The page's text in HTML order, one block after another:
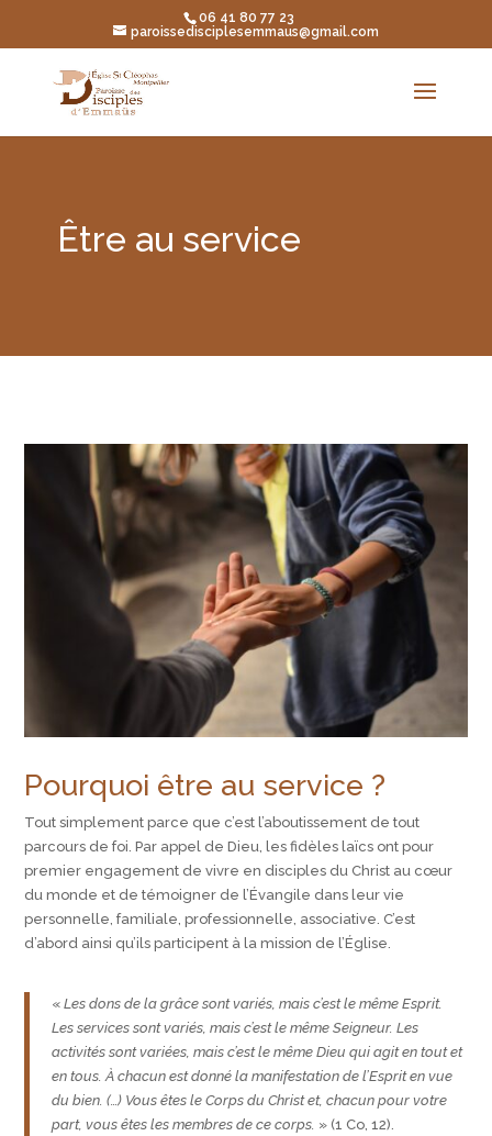
06 41 80 77 23
paroissedisciplesemmaus@gmail.com
Être au service
Pourquoi être au service ?
Tout simplement parce que c’est l’aboutissement de tout
parcours de foi. Par appel de Dieu, les fidèles laïcs ont pour
premier engagement de vivre en disciples du Christ au cœur
du monde et de témoigner de l’Évangile dans leur vie
personnelle, familiale, professionnelle, associative. C’est
d’abord ainsi qu’ils participent à la mission de l’Église.
« Les dons de la grâce sont variés, mais c’est le même Esprit.
Les services sont variés, mais c’est le même Seigneur. Les
activités sont variées, mais c’est le même Dieu qui agit en tout et
en tous. À chacun est donné la manifestation de l’Esprit en vue
du bien. (…) Vous êtes le Corps du Christ et, chacun pour votre
part, vous êtes les membres de ce corps. » (1 Co, 12).